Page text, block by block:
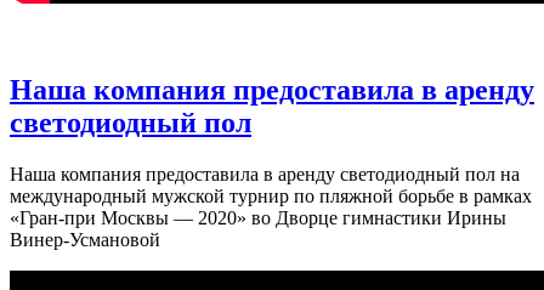
Наша компания предоставила в аренду
светодиодный пол
Наша компания предоставила в аренду светодиодный пол на
международный мужской турнир по пляжной борьбе в рамках
«Гран-при Москвы — 2020» во Дворце гимнастики Ирины
Винер-Усмановой